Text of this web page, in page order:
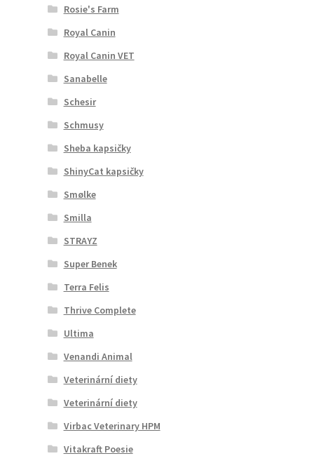
Rosie's Farm
Royal Canin
Royal Canin VET
Sanabelle
Schesir
Schmusy
Sheba kapsičky
ShinyCat kapsičky
Smølke
Smilla
STRAYZ
Super Benek
Terra Felis
Thrive Complete
Ultima
Venandi Animal
Veterinární diety
Veterinární diety
Virbac Veterinary HPM
Vitakraft Poesie